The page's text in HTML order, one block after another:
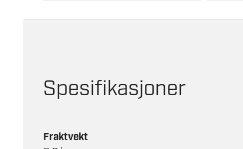
Spesifikasjoner
Fraktvekt